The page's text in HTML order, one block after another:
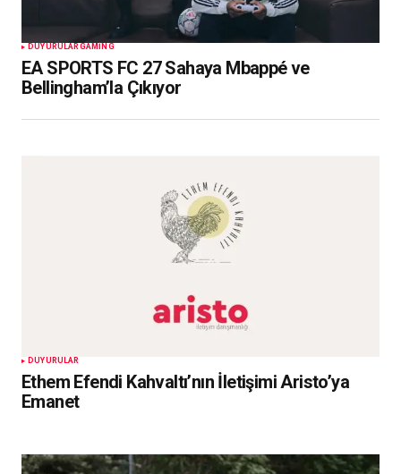
DUYURULAR GAMING
EA SPORTS FC 27 Sahaya Mbappé ve
Bellingham’la Çıkıyor
DUYURULAR
Ethem Efendi Kahvaltı’nın İletişimi Aristo’ya
Emanet